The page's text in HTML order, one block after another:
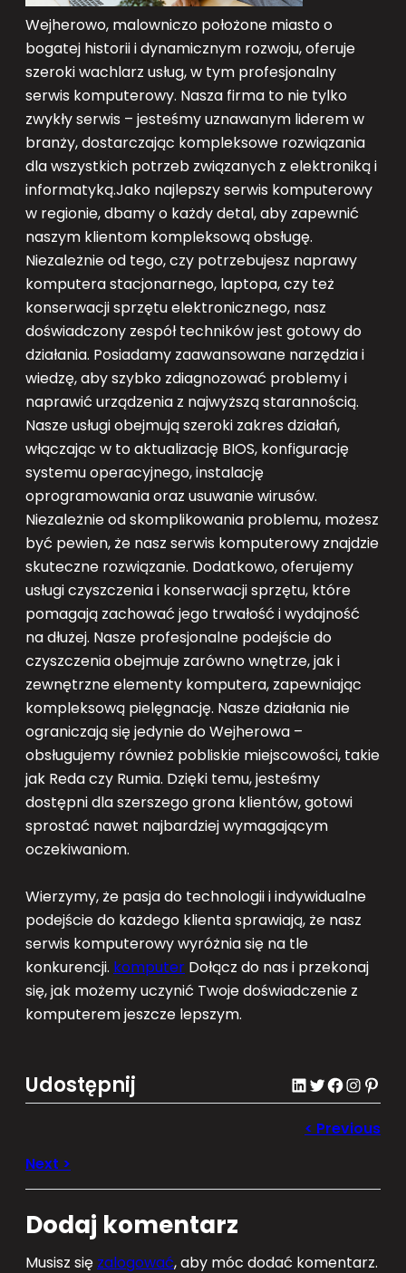
Wejherowo, malowniczo położone miasto o
bogatej historii i dynamicznym rozwoju, oferuje
szeroki wachlarz usług, w tym profesjonalny
serwis komputerowy. Nasza firma to nie tylko
zwykły serwis – jesteśmy uznawanym liderem w
branży, dostarczając kompleksowe rozwiązania
dla wszystkich potrzeb związanych z elektroniką i
informatyką.Jako najlepszy serwis komputerowy
w regionie, dbamy o każdy detal, aby zapewnić
naszym klientom kompleksową obsługę.
Niezależnie od tego, czy potrzebujesz naprawy
komputera stacjonarnego, laptopa, czy też
konserwacji sprzętu elektronicznego, nasz
doświadczony zespół techników jest gotowy do
działania. Posiadamy zaawansowane narzędzia i
wiedzę, aby szybko zdiagnozować problemy i
naprawić urządzenia z najwyższą starannością.
Nasze usługi obejmują szeroki zakres działań,
włączając w to aktualizację BIOS, konfigurację
systemu operacyjnego, instalację
oprogramowania oraz usuwanie wirusów.
Niezależnie od skomplikowania problemu, możesz
być pewien, że nasz serwis komputerowy znajdzie
skuteczne rozwiązanie. Dodatkowo, oferujemy
usługi czyszczenia i konserwacji sprzętu, które
pomagają zachować jego trwałość i wydajność
na dłużej. Nasze profesjonalne podejście do
czyszczenia obejmuje zarówno wnętrze, jak i
zewnętrzne elementy komputera, zapewniając
kompleksową pielęgnację. Nasze działania nie
ograniczają się jedynie do Wejherowa –
obsługujemy również pobliskie miejscowości, takie
jak Reda czy Rumia. Dzięki temu, jesteśmy
dostępni dla szerszego grona klientów, gotowi
sprostać nawet najbardziej wymagającym
oczekiwaniom.
Wierzymy, że pasja do technologii i indywidualne
podejście do każdego klienta sprawiają, że nasz
serwis komputerowy wyróżnia się na tle
konkurencji. komputer Dołącz do nas i przekonaj
się, jak możemy uczynić Twoje doświadczenie z
komputerem jeszcze lepszym.
Udostępnij LinkedIn Twitter Facebook Instagram Pinterest
Dodaj komentarz
Musisz się zalogować, aby móc dodać komentarz.